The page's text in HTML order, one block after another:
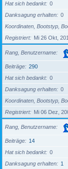
Hat sich bedankt
0
Danksagung erhalten
0
Koordinaten, Bootstyp,
Registriert
Mi 26 Okt,
Rang, Benutzername
Beiträge
290
Hat sich bedankt
0
Danksagung erhalten
0
Koordinaten, Bootstyp,
Registriert
Mi 06 Dez,
Rang, Benutzername
Beiträge
14
Hat sich bedankt
0
Danksagung erhalten
1